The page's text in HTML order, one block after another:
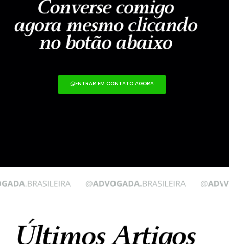
ENTRAR EM CONTATO AGORA